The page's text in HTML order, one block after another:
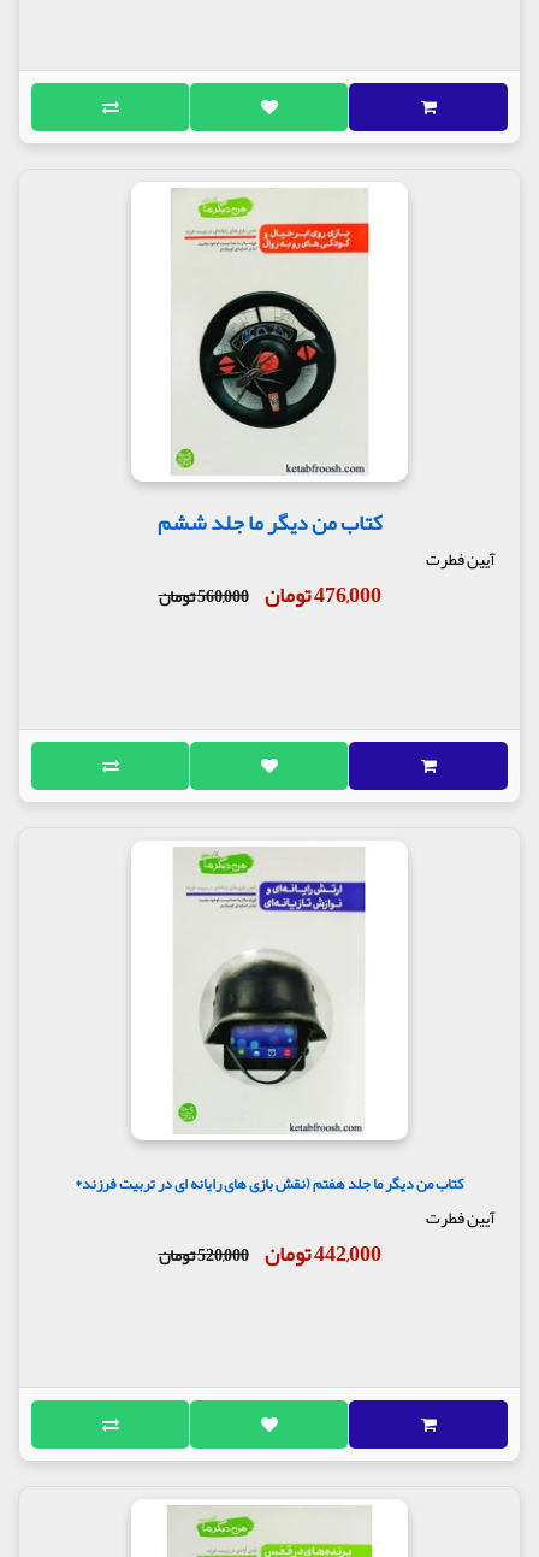
کتاب من دیگر ما جلد ششم
آیین فطرت
476,000 تومان 560,000 تومان
کتاب من دیگر ما جلد هفتم (نقش بازی های رایانه ای در تربیت فرزند*
آیین فطرت
442,000 تومان 520,000 تومان